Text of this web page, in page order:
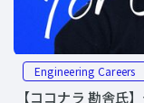
Engineering Careers
【ココナラ 勘舎氏